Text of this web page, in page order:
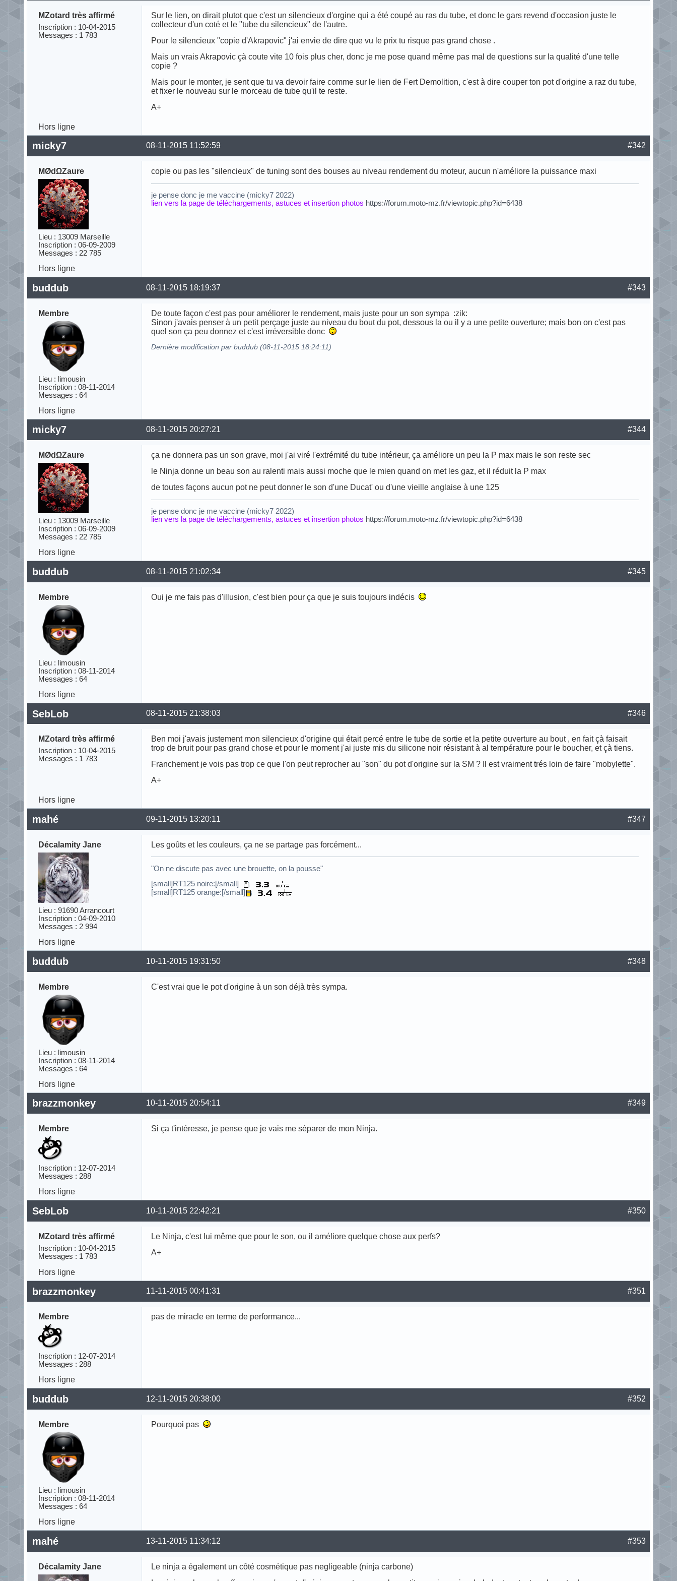
MZotard très affirmé
Inscription : 10-04-2015
Messages : 1 783
Sur le lien, on dirait plutot que c'est un silencieux d'orgine qui a été coupé au ras du tube, et donc le gars revend d'occasion juste le
collecteur d'un coté et le "tube du silencieux" de l'autre.
Pour le silencieux "copie d'Akrapovic" j'ai envie de dire que vu le prix tu risque pas grand chose .
Mais un vrais Akrapovic çà coute vite 10 fois plus cher, donc je me pose quand même pas mal de questions sur la qualité d'une telle
copie ?
Mais pour le monter, je sent que tu va devoir faire comme sur le lien de Fert Demolition, c'est à dire couper ton pot d'origine a raz du tube,
et fixer le nouveau sur le morceau de tube qu'il te reste.
A+
Hors ligne
#342
08-11-2015 11:52:59
micky7
MØdΩZaure
Lieu : 13009 Marseille
Inscription : 06-09-2009
Messages : 22 785
copie ou pas les "silencieux" de tuning sont des bouses au niveau rendement du moteur, aucun n'améliore la puissance maxi
je pense donc je me vaccine (micky7 2022)
lien vers la page de téléchargements, astuces et insertion photos https://forum.moto-mz.fr/viewtopic.php?id=6438
Hors ligne
#343
08-11-2015 18:19:37
buddub
Membre
Lieu : limousin
Inscription : 08-11-2014
Messages : 64
De toute façon c'est pas pour améliorer le rendement, mais juste pour un son sympa :zik:
Sinon j'avais penser à un petit perçage juste au niveau du bout du pot, dessous la ou il y a une petite ouverture; mais bon on c'est pas
quel son ça peu donnez et c'est irréversible donc
Dernière modification par buddub (08-11-2015 18:24:11)
Hors ligne
#344
08-11-2015 20:27:21
micky7
MØdΩZaure
Lieu : 13009 Marseille
Inscription : 06-09-2009
Messages : 22 785
ça ne donnera pas un son grave, moi j'ai viré l'extrémité du tube intérieur, ça améliore un peu la P max mais le son reste sec
le Ninja donne un beau son au ralenti mais aussi moche que le mien quand on met les gaz, et il réduit la P max
de toutes façons aucun pot ne peut donner le son d'une Ducat' ou d'une vieille anglaise à une 125
je pense donc je me vaccine (micky7 2022)
lien vers la page de téléchargements, astuces et insertion photos https://forum.moto-mz.fr/viewtopic.php?id=6438
Hors ligne
#345
08-11-2015 21:02:34
buddub
Membre
Lieu : limousin
Inscription : 08-11-2014
Messages : 64
Oui je me fais pas d'illusion, c'est bien pour ça que je suis toujours indécis
Hors ligne
#346
08-11-2015 21:38:03
SebLob
MZotard très affirmé
Inscription : 10-04-2015
Messages : 1 783
Ben moi j'avais justement mon silencieux d'origine qui était percé entre le tube de sortie et la petite ouverture au bout , en fait çà faisait
trop de bruit pour pas grand chose et pour le moment j'ai juste mis du silicone noir résistant à al température pour le boucher, et çà tiens.
Franchement je vois pas trop ce que l'on peut reprocher au "son" du pot d'origine sur la SM ? Il est vraiment trés loin de faire "mobylette".
A+
Hors ligne
#347
09-11-2015 13:20:11
mahé
Décalamity Jane
Lieu : 91690 Arrancourt
Inscription : 04-09-2010
Messages : 2 994
Les goûts et les couleurs, ça ne se partage pas forcément...
"On ne discute pas avec une brouette, on la pousse"
[small]RT125 noire:[/small]
[small]RT125 orange:[/small]
Hors ligne
#348
10-11-2015 19:31:50
buddub
Membre
Lieu : limousin
Inscription : 08-11-2014
Messages : 64
C'est vrai que le pot d'origine à un son déjà très sympa.
Hors ligne
#349
10-11-2015 20:54:11
brazzmonkey
Membre
Inscription : 12-07-2014
Messages : 288
Si ça t'intéresse, je pense que je vais me séparer de mon Ninja.
Hors ligne
#350
10-11-2015 22:42:21
SebLob
MZotard très affirmé
Inscription : 10-04-2015
Messages : 1 783
Le Ninja, c'est lui même que pour le son, ou il améliore quelque chose aux perfs?
A+
Hors ligne
#351
11-11-2015 00:41:31
brazzmonkey
Membre
Inscription : 12-07-2014
Messages : 288
pas de miracle en terme de performance...
Hors ligne
#352
12-11-2015 20:38:00
buddub
Membre
Lieu : limousin
Inscription : 08-11-2014
Messages : 64
Pourquoi pas
Hors ligne
#353
13-11-2015 11:34:12
mahé
Décalamity Jane
Le ninja a également un côté cosmétique pas negligeable (ninja carbone)